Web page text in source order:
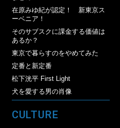
在原みゆ紀が認定！ 新東京ス
ーベニア！
そのサブスクに課金する価値は
あるか？
東京で暮らすのをやめてみた
定番と新定番
松下洸平 First Light
犬を愛する男の肖像
CULTURE